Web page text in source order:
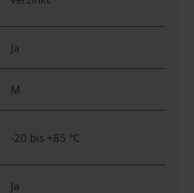
Ja
M
-20 bis +85 °C
Ja